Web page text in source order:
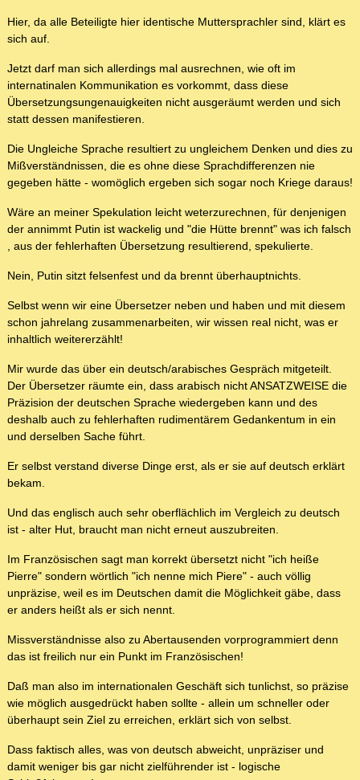
Hier, da alle Beteiligte hier identische Muttersprachler sind, klärt es
sich auf.
Jetzt darf man sich allerdings mal ausrechnen, wie oft im
internatinalen Kommunikation es vorkommt, dass diese
Übersetzungsungenauigkeiten nicht ausgeräumt werden und sich
statt dessen manifestieren.
Die Ungleiche Sprache resultiert zu ungleichem Denken und dies zu
Mißverständnissen, die es ohne diese Sprachdifferenzen nie
gegeben hätte - womöglich ergeben sich sogar noch Kriege daraus!
Wäre an meiner Spekulation leicht weterzurechnen, für denjenigen
der annimmt Putin ist wackelig und "die Hütte brennt" was ich falsch
, aus der fehlerhaften Übersetzung resultierend, spekulierte.
Nein, Putin sitzt felsenfest und da brennt überhauptnichts.
Selbst wenn wir eine Übersetzer neben und haben und mit diesem
schon jahrelang zusammenarbeiten, wir wissen real nicht, was er
inhaltlich weitererzählt!
Mir wurde das über ein deutsch/arabisches Gespräch mitgeteilt.
Der Übersetzer räumte ein, dass arabisch nicht ANSATZWEISE die
Präzision der deutschen Sprache wiedergeben kann und des
deshalb auch zu fehlerhaften rudimentärem Gedankentum in ein
und derselben Sache führt.
Er selbst verstand diverse Dinge erst, als er sie auf deutsch erklärt
bekam.
Und das englisch auch sehr oberflächlich im Vergleich zu deutsch
ist - alter Hut, braucht man nicht erneut auszubreiten.
Im Französischen sagt man korrekt übersetzt nicht "ich heiße
Pierre" sondern wörtlich "ich nenne mich Piere" - auch völlig
unpräzise, weil es im Deutschen damit die Möglichkeit gäbe, dass
er anders heißt als er sich nennt.
Missverständnisse also zu Abertausenden vorprogrammiert denn
das ist freilich nur ein Punkt im Französischen!
Daß man also im internationalen Geschäft sich tunlichst, so präzise
wie möglich ausgedrückt haben sollte - allein um schneller oder
überhaupt sein Ziel zu erreichen, erklärt sich von selbst.
Dass faktisch alles, was von deutsch abweicht, unpräziser und
damit weniger bis gar nicht zielführender ist - logische